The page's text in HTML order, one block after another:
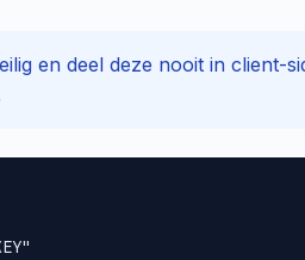
en deel deze nooit in client-